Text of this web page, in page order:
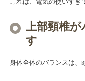
これは、電気の使いすぎ
上部頸椎
す
身体全体のバランスは、